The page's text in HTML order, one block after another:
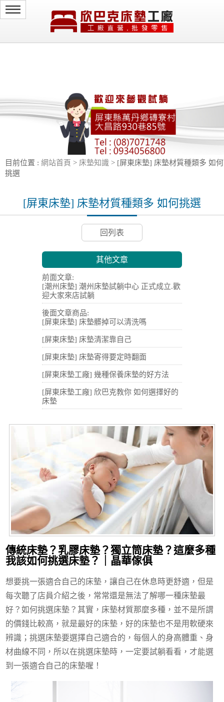
select * from ede23_kangde.news where id_news!='news5d5802ef20a54' and
id_news!='news62034083c7f87' and id_news!='news5d58025e2129b' order by
目前位置 : 網站首頁 > 床墊知識 > [屏東床墊] 床墊材質種類多 如何
挑選
[屏東床墊] 床墊材質種類多 如何挑選
回列表
其他文章
前面文章:
[潮州床墊] 潮州床墊試躺中心 正式成立.歡
迎大家來店試躺
後面文章商品:
[屏東床墊] 床墊髒掉可以清洗嗎
[屏東床墊] 床墊清潔靠自己
[屏東床墊] 床墊寄得要定時翻面
[屏東床墊工廠] 幾種保養床墊的好方法
[屏東床墊工廠] 欣巴克教你 如何選擇好的
床墊
傳統床墊？乳膠床墊？獨立筒床墊？這麼多種
我該如何挑選床墊？｜晶華傢俱
想要挑一張適合自己的床墊，讓自己在休息時更舒適，但是
每次聽了店員介紹之後，常常還是無法了解哪一種床墊最
好？如何挑選床墊？其實，床墊材質那麼多種，並不是所謂
的價錢比較高，就是最好的床墊，好的床墊也不是用軟硬來
辨識；挑選床墊要選擇自己適合的，每個人的身高體重、身
材曲線不同，所以在挑選床墊時，一定要試躺看看，才能選
到一張適合自己的床墊喔！